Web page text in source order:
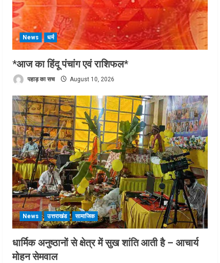
News धर्म
*आज का हिंदू पंचांग एवं राशिफल*
पहाड़ का सच August 10, 2026
News उत्तराखंड सामाजिक
धार्मिक अनुष्ठानों से क्षेत्र में सुख शांति आती है – आचार्य
मोहन सेमवाल